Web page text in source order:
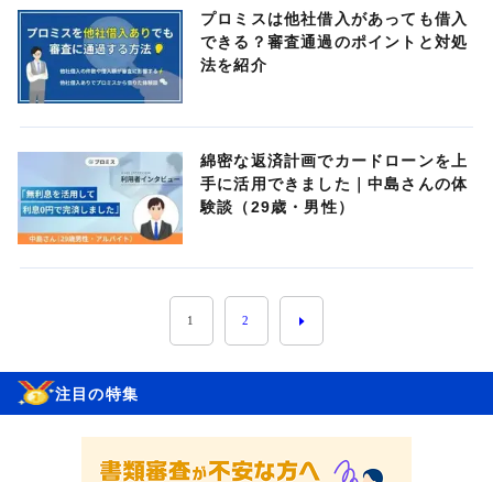
プロミスは他社借入があっても借入
できる？審査通過のポイントと対処
法を紹介
綿密な返済計画でカードローンを上
手に活用できました｜中島さんの体
験談（29歳・男性）
1 2
注目の特集